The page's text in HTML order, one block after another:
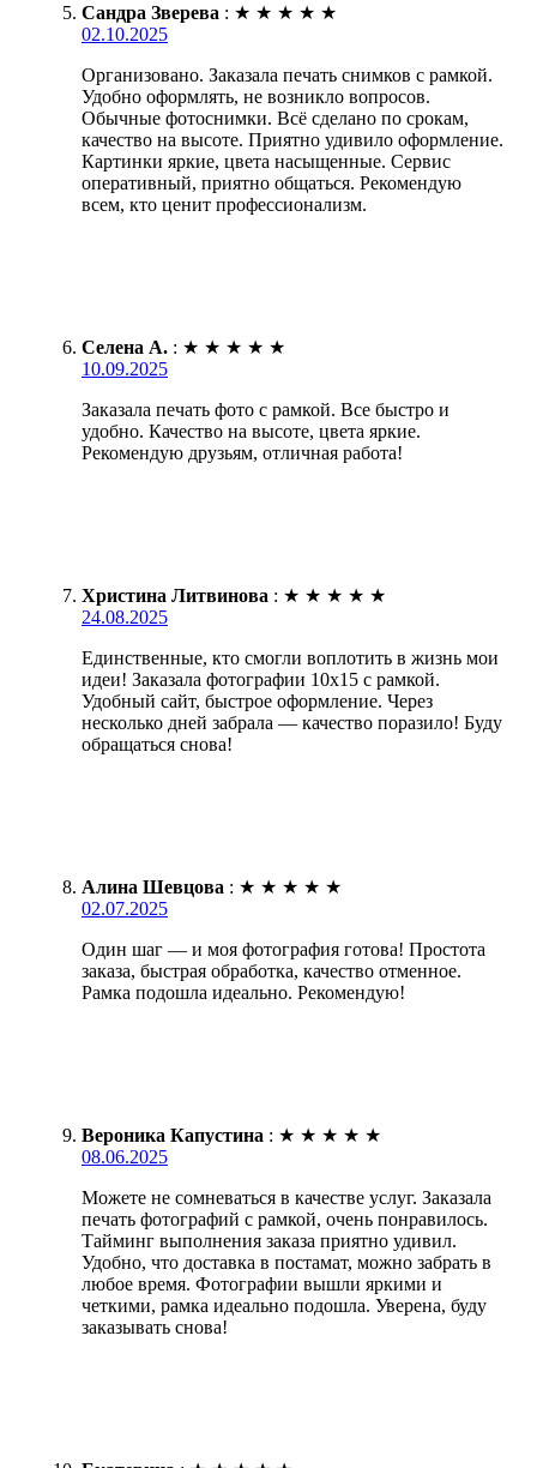
Сандра Зверева : ★ ★ ★ ★ ★
02.10.2025
Организовано. Заказала печать снимков с рамкой.
Удобно оформлять, не возникло вопросов.
Обычные фотоснимки. Всё сделано по срокам,
качество на высоте. Приятно удивило оформление.
Картинки яркие, цвета насыщенные. Сервис
оперативный, приятно общаться. Рекомендую
всем, кто ценит профессионализм.
Селена А. : ★ ★ ★ ★ ★
10.09.2025
Заказала печать фото с рамкой. Все быстро и
удобно. Качество на высоте, цвета яркие.
Рекомендую друзьям, отличная работа!
Христина Литвинова : ★ ★ ★ ★ ★
24.08.2025
Единственные, кто смогли воплотить в жизнь мои
идеи! Заказала фотографии 10х15 с рамкой.
Удобный сайт, быстрое оформление. Через
несколько дней забрала — качество поразило! Буду
обращаться снова!
Алина Шевцова : ★ ★ ★ ★ ★
02.07.2025
Один шаг — и моя фотография готова! Простота
заказа, быстрая обработка, качество отменное.
Рамка подошла идеально. Рекомендую!
Вероника Капустина : ★ ★ ★ ★ ★
08.06.2025
Можете не сомневаться в качестве услуг. Заказала
печать фотографий с рамкой, очень понравилось.
Тайминг выполнения заказа приятно удивил.
Удобно, что доставка в постамат, можно забрать в
любое время. Фотографии вышли яркими и
четкими, рамка идеально подошла. Уверена, буду
заказывать снова!